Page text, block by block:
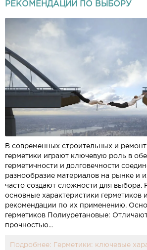
РЕКОМЕНДАЦИИ ПО ВЫБОРУ
В современных строительных и
герметики играют ключевую роль в
герметичности и долговечности
разнообразие материалов на рынке и
часто создают сложности для выбора.
основные характеристики герметиков
рекомендации по их применению.
герметиков Полиуретановые:
прочностью...
Подробнее: Герметики: ключевые